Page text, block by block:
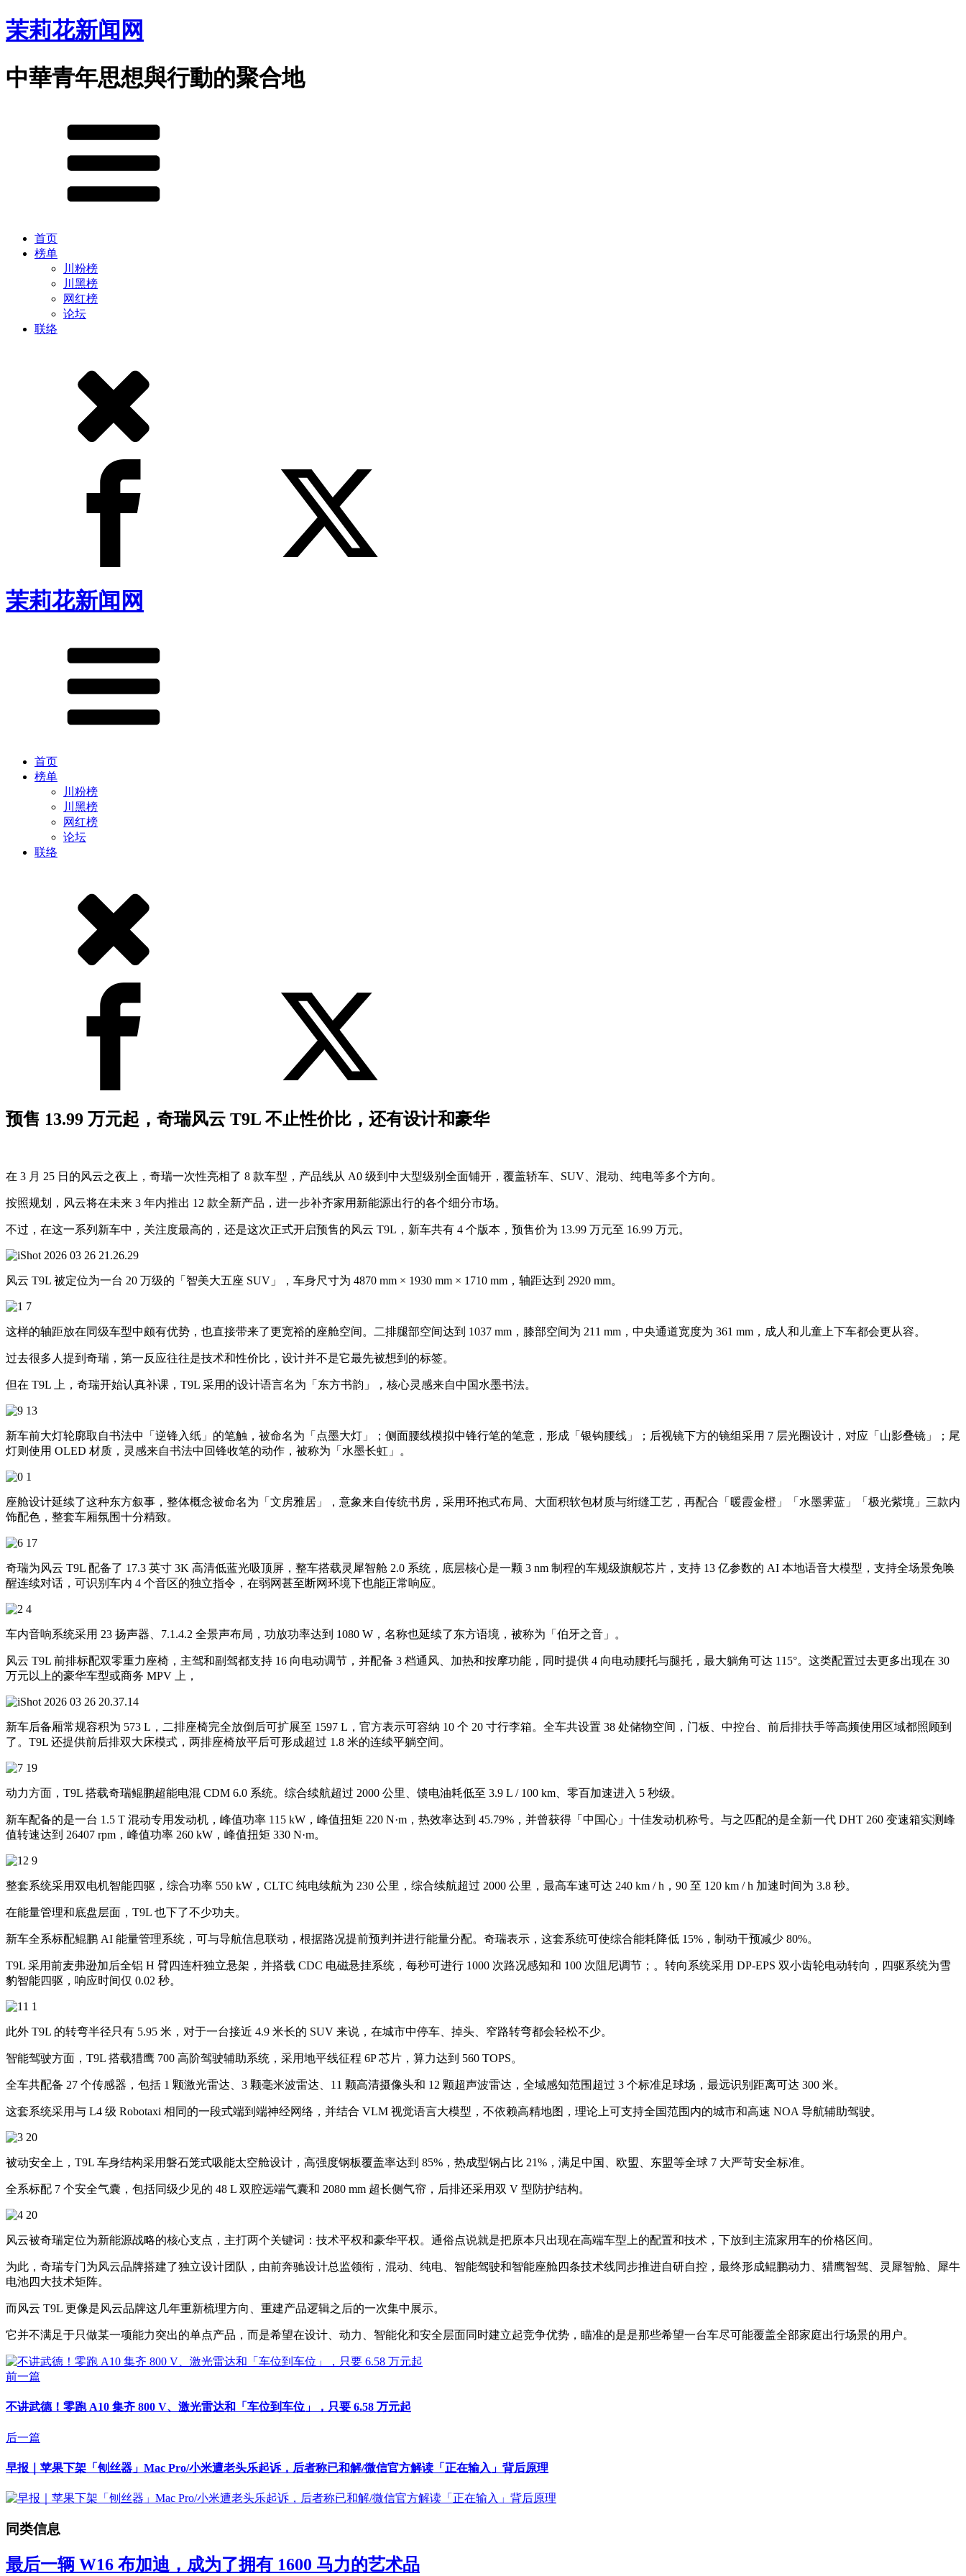
茉莉花新闻网
中華青年思想與行動的聚合地
首页
榜单
川粉榜
川黑榜
网红榜
论坛
联络
茉莉花新闻网
首页
榜单
川粉榜
川黑榜
网红榜
论坛
联络
预售 13.99 万元起，奇瑞风云 T9L 不止性价比，还有设计和豪华
在 3 月 25 日的风云之夜上，奇瑞一次性亮相了 8 款车型，产品线从 A0 级到中大型级别全面铺开，覆盖轿车、SUV、混动、纯电等多个方向。
按照规划，风云将在未来 3 年内推出 12 款全新产品，进一步补齐家用新能源出行的各个细分市场。
不过，在这一系列新车中，关注度最高的，还是这次正式开启预售的风云 T9L，新车共有 4 个版本，预售价为 13.99 万元至 16.99 万元。
风云 T9L 被定位为一台 20 万级的「智美大五座 SUV」，车身尺寸为 4870 mm × 1930 mm × 1710 mm，轴距达到 2920 mm。
这样的轴距放在同级车型中颇有优势，也直接带来了更宽裕的座舱空间。二排腿部空间达到 1037 mm，膝部空间为 211 mm，中央通道宽度为 361 mm，成人和儿童上下车都会更从容。
过去很多人提到奇瑞，第一反应往往是技术和性价比，设计并不是它最先被想到的标签。
但在 T9L 上，奇瑞开始认真补课，T9L 采用的设计语言名为「东方书韵」，核心灵感来自中国水墨书法。
新车前大灯轮廓取自书法中「逆锋入纸」的笔触，被命名为「点墨大灯」；侧面腰线模拟中锋行笔的笔意，形成「银钩腰线」；后视镜下方的镜组采用 7 层光圈设计，对应「山影叠镜」；尾
灯则使用 OLED 材质，灵感来自书法中回锋收笔的动作，被称为「水墨长虹」。
座舱设计延续了这种东方叙事，整体概念被命名为「文房雅居」，意象来自传统书房，采用环抱式布局、大面积软包材质与绗缝工艺，再配合「暖霞金橙」「水墨霁蓝」「极光紫境」三款内
饰配色，整套车厢氛围十分精致。
奇瑞为风云 T9L 配备了 17.3 英寸 3K 高清低蓝光吸顶屏，整车搭载灵犀智舱 2.0 系统，底层核心是一颗 3 nm 制程的车规级旗舰芯片，支持 13 亿参数的 AI 本地语音大模型，支持全场景免唤
醒连续对话，可识别车内 4 个音区的独立指令，在弱网甚至断网环境下也能正常响应。
车内音响系统采用 23 扬声器、7.1.4.2 全景声布局，功放功率达到 1080 W，名称也延续了东方语境，被称为「伯牙之音」。
风云 T9L 前排标配双零重力座椅，主驾和副驾都支持 16 向电动调节，并配备 3 档通风、加热和按摩功能，同时提供 4 向电动腰托与腿托，最大躺角可达 115°。这类配置过去更多出现在 30
万元以上的豪华车型或商务 MPV 上，
新车后备厢常规容积为 573 L，二排座椅完全放倒后可扩展至 1597 L，官方表示可容纳 10 个 20 寸行李箱。全车共设置 38 处储物空间，门板、中控台、前后排扶手等高频使用区域都照顾到
了。T9L 还提供前后排双大床模式，两排座椅放平后可形成超过 1.8 米的连续平躺空间。
动力方面，T9L 搭载奇瑞鲲鹏超能电混 CDM 6.0 系统。综合续航超过 2000 公里、馈电油耗低至 3.9 L / 100 km、零百加速进入 5 秒级。
新车配备的是一台 1.5 T 混动专用发动机，峰值功率 115 kW，峰值扭矩 220 N·m，热效率达到 45.79%，并曾获得「中国心」十佳发动机称号。与之匹配的是全新一代 DHT 260 变速箱实测峰
值转速达到 26407 rpm，峰值功率 260 kW，峰值扭矩 330 N·m。
整套系统采用双电机智能四驱，综合功率 550 kW，CLTC 纯电续航为 230 公里，综合续航超过 2000 公里，最高车速可达 240 km / h，90 至 120 km / h 加速时间为 3.8 秒。
在能量管理和底盘层面，T9L 也下了不少功夫。
新车全系标配鲲鹏 AI 能量管理系统，可与导航信息联动，根据路况提前预判并进行能量分配。奇瑞表示，这套系统可使综合能耗降低 15%，制动干预减少 80%。
T9L 采用前麦弗逊加后全铝 H 臂四连杆独立悬架，并搭载 CDC 电磁悬挂系统，每秒可进行 1000 次路况感知和 100 次阻尼调节；。转向系统采用 DP-EPS 双小齿轮电动转向，四驱系统为雪
豹智能四驱，响应时间仅 0.02 秒。
此外 T9L 的转弯半径只有 5.95 米，对于一台接近 4.9 米长的 SUV 来说，在城市中停车、掉头、窄路转弯都会轻松不少。
智能驾驶方面，T9L 搭载猎鹰 700 高阶驾驶辅助系统，采用地平线征程 6P 芯片，算力达到 560 TOPS。
全车共配备 27 个传感器，包括 1 颗激光雷达、3 颗毫米波雷达、11 颗高清摄像头和 12 颗超声波雷达，全域感知范围超过 3 个标准足球场，最远识别距离可达 300 米。
这套系统采用与 L4 级 Robotaxi 相同的一段式端到端神经网络，并结合 VLM 视觉语言大模型，不依赖高精地图，理论上可支持全国范围内的城市和高速 NOA 导航辅助驾驶。
被动安全上，T9L 车身结构采用磐石笼式吸能太空舱设计，高强度钢板覆盖率达到 85%，热成型钢占比 21%，满足中国、欧盟、东盟等全球 7 大严苛安全标准。
全系标配 7 个安全气囊，包括同级少见的 48 L 双腔远端气囊和 2080 mm 超长侧气帘，后排还采用双 V 型防护结构。
风云被奇瑞定位为新能源战略的核心支点，主打两个关键词：技术平权和豪华平权。通俗点说就是把原本只出现在高端车型上的配置和技术，下放到主流家用车的价格区间。
为此，奇瑞专门为风云品牌搭建了独立设计团队，由前奔驰设计总监领衔，混动、纯电、智能驾驶和智能座舱四条技术线同步推进自研自控，最终形成鲲鹏动力、猎鹰智驾、灵犀智舱、犀牛
电池四大技术矩阵。
而风云 T9L 更像是风云品牌这几年重新梳理方向、重建产品逻辑之后的一次集中展示。
它并不满足于只做某一项能力突出的单点产品，而是希望在设计、动力、智能化和安全层面同时建立起竞争优势，瞄准的是是那些希望一台车尽可能覆盖全部家庭出行场景的用户。
前一篇
不讲武德！零跑 A10 集齐 800 V、激光雷达和「车位到车位」，只要 6.58 万元起
后一篇
早报｜苹果下架「刨丝器」Mac Pro/小米遭老头乐起诉，后者称已和解/微信官方解读「正在输入」背后原理
同类信息
最后一辆 W16 布加迪，成为了拥有 1600 马力的艺术品